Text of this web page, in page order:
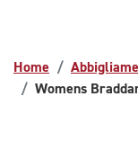
Home
Womens